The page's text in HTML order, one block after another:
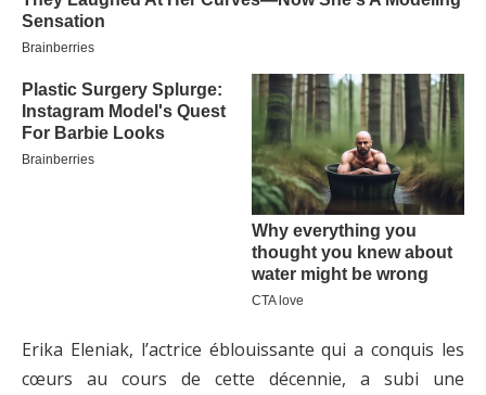
Erika Eleniak, l’actrice éblouissante qui a conquis les
cœurs au cours de cette décennie, a subi une